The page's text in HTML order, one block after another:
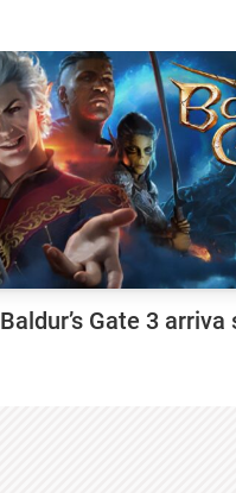
Baldur’s Gate 3 arriva